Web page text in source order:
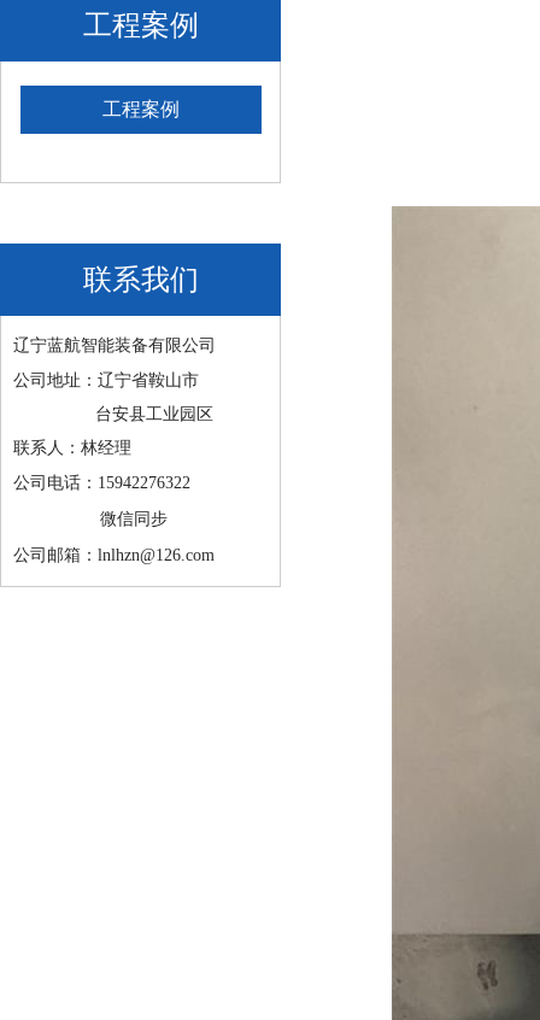
工程案例
工程案例
联系我们
辽宁蓝航智能装备有限公司
公司地址：辽宁省鞍山市
台安县工业园区
联系人：林经理
公司电话：15942276322
微信同步
公司邮箱：lnlhzn@126.com